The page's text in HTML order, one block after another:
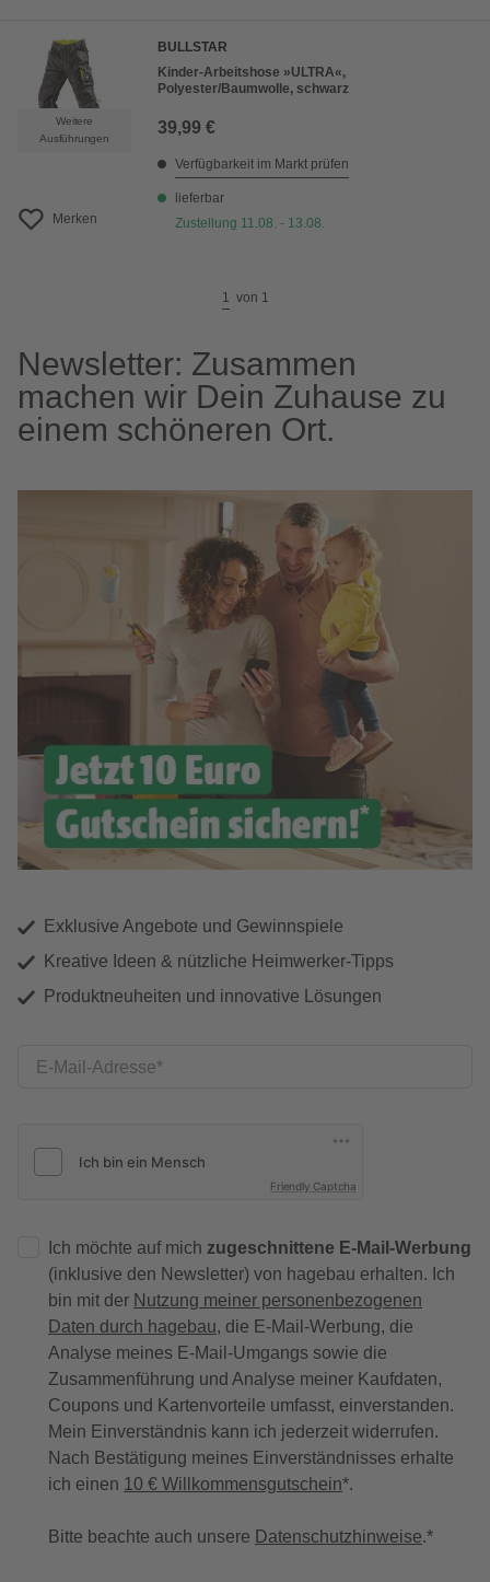
Weitere
Ausführungen
Merken
BULLSTAR
Kinder-Arbeitshose »ULTRA«,
Polyester/Baumwolle, schwarz
39,99 €
Verfügbarkeit im Markt prüfen
lieferbar
Zustellung 11.08. - 13.08.
1 von 1
Newsletter: Zusammen
machen wir Dein Zuhause zu
einem schöneren Ort.
Exklusive Angebote und Gewinnspiele
Kreative Ideen & nützliche Heimwerker-Tipps
Produktneuheiten und innovative Lösungen
E-Mail-Adresse
Friendly Captcha
Ich möchte auf mich zugeschnittene E-Mail-Werbung
(inklusive den Newsletter) von hagebau erhalten. Ich
bin mit der Nutzung meiner personenbezogenen
Daten durch hagebau, die E-Mail-Werbung, die
Analyse meines E-Mail-Umgangs sowie die
Zusammenführung und Analyse meiner Kaufdaten,
Coupons und Kartenvorteile umfasst, einverstanden.
Mein Einverständnis kann ich jederzeit widerrufen.
Nach Bestätigung meines Einverständnisses erhalte
ich einen 10 € Willkommensgutschein*.
Bitte beachte auch unsere Datenschutzhinweise.